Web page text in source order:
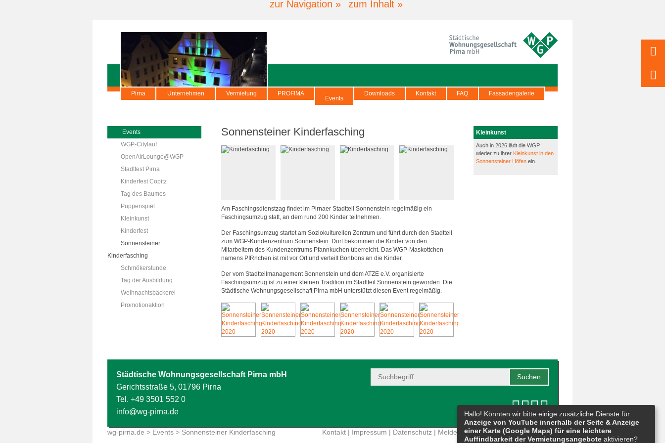
zur Navigation » zum Inhalt »
Pirna Unternehmen Vermietung PROFIMA
Events
Downloads Kontakt FAQ Fassadengalerie
Events
WGP-Citylauf
OpenAirLounge@WGP
Stadtfest Pirna
Kinderfest Copitz
Tag des Baumes
Puppenspiel
Kleinkunst
Kinderfest
Sonnensteiner
Kinderfasching
Schmökerstunde
Tag der Ausbildung
Weihnachtsbäckerei
Promotionaktion
Sonnensteiner Kinderfasching
Am Faschingsdienstzag findet im Pirnaer Stadtteil Sonnenstein regelmäßig ein
Faschingsumzug statt, an dem rund 200 Kinder teilnehmen.
Der Faschingsumzug startet am Soziokulturellen Zentrum und führt durch den Stadtteil
zum WGP-Kundenzentrum Sonnenstein. Dort bekommen die Kinder von den
Mitarbeitern des Kundenzentrums Pfannkuchen überreicht. Das WGP-Maskottchen
namens PIRnchen ist mit vor Ort und verteilt Bonbons an die Kinder.
Der vom Stadtteilmanagement Sonnenstein und dem ATZE e.V. organisierte
Faschingsumzug ist zu einer kleinen Tradition im Stadtteil Sonnenstein geworden. Die
Städtische Wohnungsgesellschaft Pirna mbH unterstützt diesen Event regelmäßig.
Kleinkunst
Auch in 2026 lädt die WGP
wieder zu ihrer Kleinkunst in den
Sonnensteiner Höfen ein.
Städtische Wohnungsgesellschaft Pirna mbH
Gerichtsstraße 5, 01796 Pirna
Tel. +49 3501 552 0
info@wg-pirna.de
wg-pirna.de > Events > Sonnensteiner Kinderfasching Kontakt | Impressum | Datenschutz | Meldestelle|Barrierefreiheit| Sitemap
Hallo! Könnten wir bitte einige zusätzliche Dienste für
Anzeige von YouTube innerhalb der Seite & Anzeige
einer Karte (Google Maps) für eine leichtere
Auffindbarkeit der Vermietungsangebote aktivieren?